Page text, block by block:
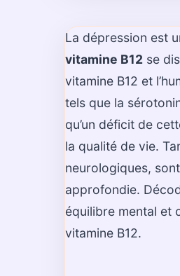
La dépression est
vitamine B12 se
vitamine B12 et
tels que la
qu’un déficit de
la qualité de vie.
neurologiques,
approfondie.
équilibre mental et
vitamine B12.